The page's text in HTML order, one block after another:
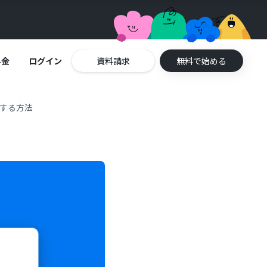
ログイン 資料請求 無料で始める
る方法